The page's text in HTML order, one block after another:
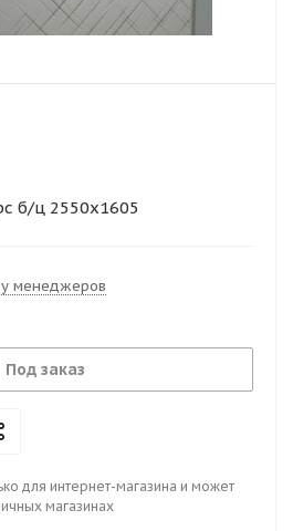
б/ц 2550х1605
у менеджеров
Под заказ
для интернет-магазина и может
магазинах